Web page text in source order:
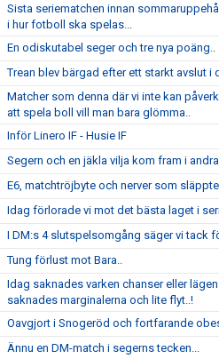
Sista seriematchen innan
i hur fotboll ska spelas...
En odiskutabel seger och tre nya poäng..
Trean blev bärgad efter ett starkt avslut i
Matcher som denna där vi inte kan
att spela boll vill man bara glömma..
Inför Linero IF - Husie IF
Segern och en jäkla vilja kom fram i
E6, matchtröjbyte och nerver som släppte..
Idag förlorade vi mot det bästa laget i
I DM:s 4 slutspelsomgång säger vi tack
Tung förlust mot Bara..
Idag saknades varken chanser eller
saknades marginalerna och lite flyt..!
Oavgjort i Snogeröd och fortfarande
Ännu en DM-match i segerns tecken...